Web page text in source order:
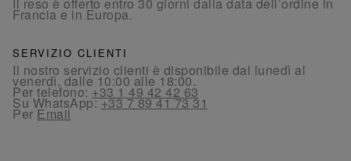
Il reso è offerto entro 30 giorni dalla data dell’ordine in
Francia e in Europa.
SERVIZIO CLIENTI
Il nostro servizio clienti è disponibile dal lunedì al
venerdì, dalle 10:00 alle 18:00.
Per telefono:+33 1 49 42 42 63
Su WhatsApp:+33 7 89 41 73 31
PerEmail